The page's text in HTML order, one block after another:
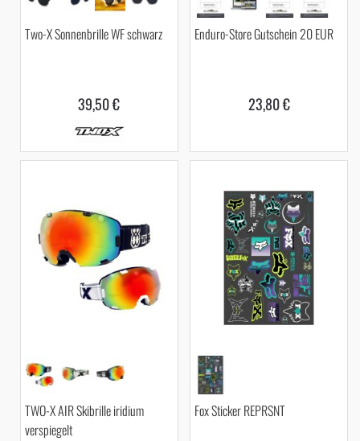
Two-X Sonnenbrille WF schwarz
39,50 €
Enduro-Store Gutschein 20 EUR
23,80 €
TWO-X AIR Skibrille iridium
verspiegelt
Fox Sticker REPRSNT